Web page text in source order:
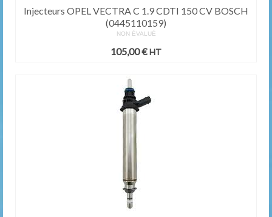
Injecteurs OPEL VECTRA C 1.9 CDTI 150 CV BOSCH
(0445110159)
NON ÉVALUÉ
105,00€ HT